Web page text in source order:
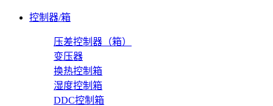
控制器/箱
压差控制器（箱）
变压器
换热控制箱
湿度控制箱
DDC控制箱